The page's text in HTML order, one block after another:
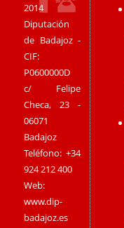
2014
Diputación
de Badajoz -
CIF:
P0600000D
c/ Felipe
Checa, 23 -
06071
Badajoz
Teléfono: +34
924 212 400
Web:
www.dip-
badajoz.es